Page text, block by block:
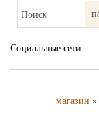
Поиск
Социальные сети
магазин »